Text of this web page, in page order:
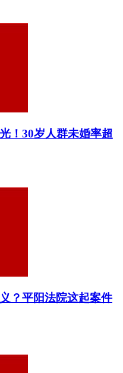
！30岁人群未婚率超
？平阳法院这起案件